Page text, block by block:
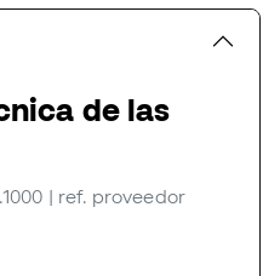
de las
| ref. proveedor